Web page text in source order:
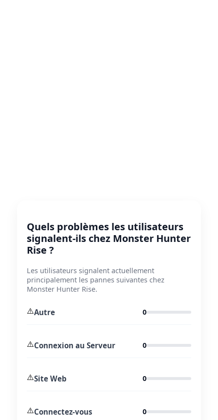
Quels problèmes les utilisateurs
signalent-ils chez Monster Hunter
Rise ?
Les utilisateurs signalent actuellement
principalement les pannes suivantes chez
Monster Hunter Rise.
⚠️Autre 0
⚠️Connexion au Serveur 0
⚠️Site Web 0
⚠️Connectez-vous 0